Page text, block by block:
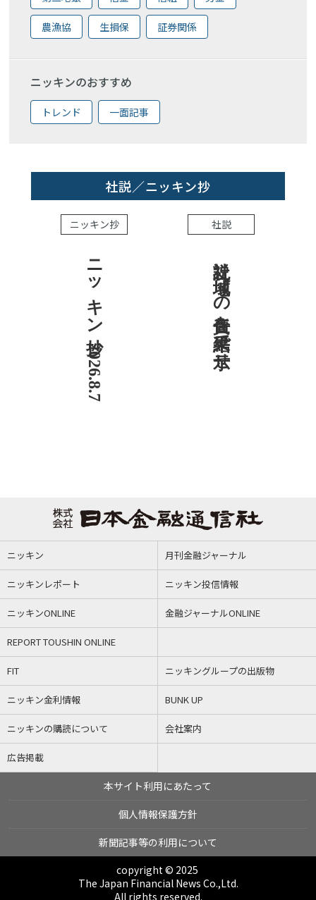
農漁協 生損保 証券関係
ニッキンのおすすめ
トレンド 一面記事
社説／ニッキン抄
ニッキン抄
ニッキン抄 2026.8.7
社説
社説 地域への責任を結果で示せ
ニッキン 月刊金融ジャーナル
ニッキンレポート ニッキン投信情報
ニッキンONLINE 金融ジャーナルONLINE
REPORT TOUSHIN ONLINE
FIT ニッキングループの出版物
ニッキン金利情報 BUNK UP
ニッキンの購読について 会社案内
広告掲載
本サイト利用にあたって
個人情報保護方針
新聞記事等の利用について
copyright © 2025
The Japan Financial News Co.,Ltd.
All rights reserved.